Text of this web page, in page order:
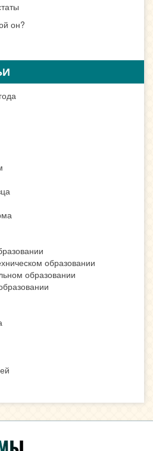
он?
образовании
образовании